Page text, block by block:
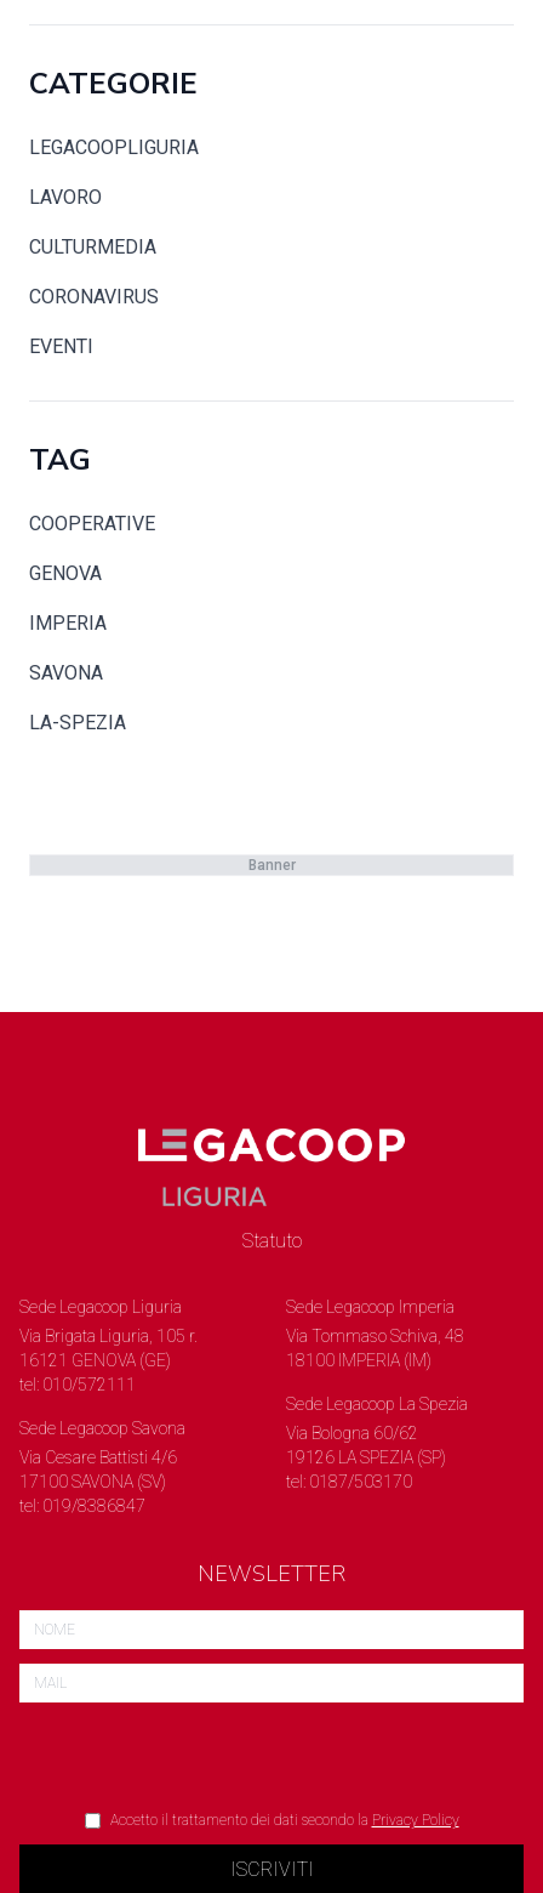
CATEGORIE
LEGACOOPLIGURIA
LAVORO
CULTURMEDIA
CORONAVIRUS
EVENTI
TAG
COOPERATIVE
GENOVA
IMPERIA
SAVONA
LA-SPEZIA
Banner
Statuto
Sede Legacoop Liguria
Via Brigata Liguria, 105 r.
16121 GENOVA (GE)
tel: 010/572111
Sede Legacoop Savona
Via Cesare Battisti 4/6
17100 SAVONA (SV)
tel: 019/8386847
Sede Legacoop Imperia
Via Tommaso Schiva, 48
18100 IMPERIA (IM)
Sede Legacoop La Spezia
Via Bologna 60/62
19126 LA SPEZIA (SP)
tel: 0187/503170
NEWSLETTER
Accetto il trattamento dei dati secondo la Privacy Policy
ISCRIVITI